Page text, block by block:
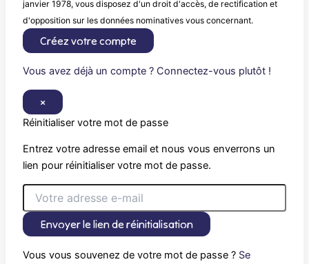
janvier 1978, vous disposez d'un droit d'accès, de rectification et
d'opposition sur les données nominatives vous concernant.
Créez votre compte
Vous avez déjà un compte ? Connectez-vous plutôt !
×
Réinitialiser votre mot de passe
Entrez votre adresse email et nous vous enverrons un
lien pour réinitialiser votre mot de passe.
Envoyer le lien de réinitialisation
Vous vous souvenez de votre mot de passe ? Se